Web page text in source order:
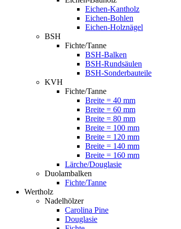
Eichen-Kantholz
Eichen-Bohlen
Eichen-Holznägel
BSH
Fichte/Tanne
BSH-Balken
BSH-Rundsäulen
BSH-Sonderbauteile
KVH
Fichte/Tanne
Breite = 40 mm
Breite = 60 mm
Breite = 80 mm
Breite = 100 mm
Breite = 120 mm
Breite = 140 mm
Breite = 160 mm
Lärche/Douglasie
Duolambalken
Fichte/Tanne
Wertholz
Nadelhölzer
Carolina Pine
Douglasie